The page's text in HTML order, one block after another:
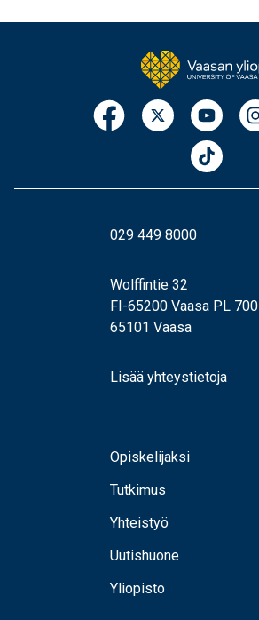
029 449 8000
Wolffintie 32
FI-65200 Vaasa PL 700
65101 Vaasa
Lisää yhteystietoja
Opiskelijaksi
Tutkimus
Yhteistyö
Uutishuone
Yliopisto